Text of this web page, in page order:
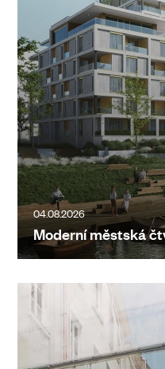
04.08.2026
Moderní městská